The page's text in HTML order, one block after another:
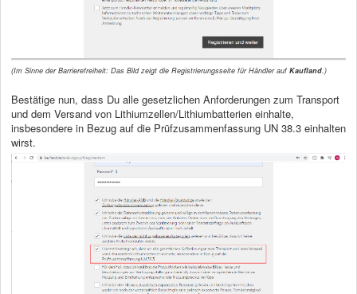
(Im Sinne der Barrierefreiheit: Das Bild zeigt die Registrierungsseite für Händler aufKaufland.)
Bestätige nun, dass Du alle gesetzlichen Anforderungen zum Transport
und dem Versand von Lithiumzellen/Lithiumbatterien einhalte,
insbesondere in Bezug auf die Prüfzusammenfassung UN 38.3 einhalten
wirst.